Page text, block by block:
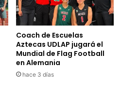
Coach de Escuelas
Aztecas UDLAP jugará el
Mundial de Flag Football
en Alemania
hace 3 días